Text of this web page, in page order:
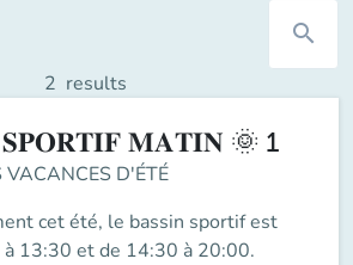
search
2 results
𝐌𝐀𝐓𝐈𝐍 🌞 1
VACANCES D'ÉTÉ
cet été, le bassin sportifest
13:30 et de 14:30 à 20:00.